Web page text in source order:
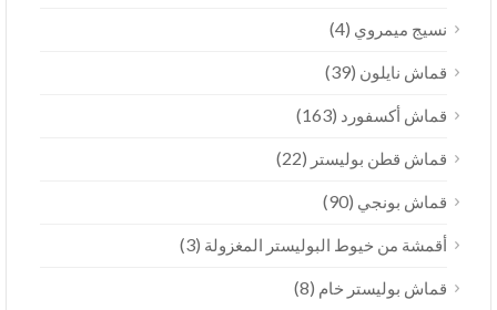
نسيج ميمروي(4)
قماش نايلون(39)
قماش أكسفورد(163)
قماش قطن بوليستر(22)
قماش بونجي(90)
أقمشة من خيوط البوليستر المغزولة(3)
قماش بوليستر خام(8)